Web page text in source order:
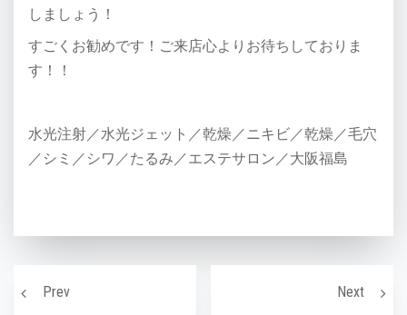
しましょう！
すごくお勧めです！ご来店心よりお待ちしておりま
す！！
水光注射／水光ジェット／乾燥／ニキビ／乾燥／毛穴
／シミ／シワ／たるみ／エステサロン／大阪福島
Prev
夏のダメージは秋の肌に現れます！！水光ジェットで
Nextうな